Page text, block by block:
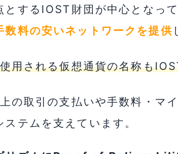
とするIOST財団が中心となって
数料の安いネットワークを提供
用される仮想通貨の名称も
の取引の支払いや手数料・マ
テムを支えています。